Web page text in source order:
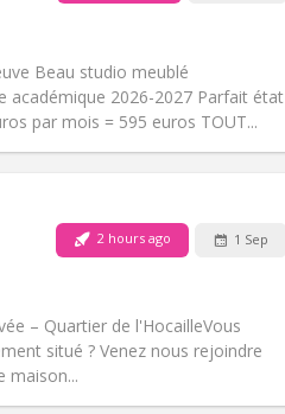
Beau studio meublé
académique 2026-2027 Parfait état
par mois = 595 euros TOUT...
Calm
2 hours ago 1 Sep
– Quartier de l'Hocaille ​Vous
situé ? Venez nous rejoindre
maison...
Studious, warm, calm